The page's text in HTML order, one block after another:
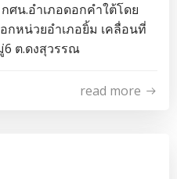
ศน.อำเภอดอกคำใต้โดย
หน่วยอำเภอยิ้ม เคลื่อนที่
ต.ดงสุวรรณ
read more